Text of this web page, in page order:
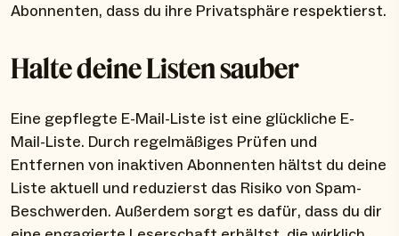
Abonnenten, dass du ihre Privatsphäre respektierst.
Halte deine Listen sauber
Eine gepflegte E-Mail-Liste ist eine glückliche E-
Mail-Liste. Durch regelmäßiges Prüfen und
Entfernen von inaktiven Abonnenten hältst du deine
Liste aktuell und reduzierst das Risiko von Spam-
Beschwerden. Außerdem sorgt es dafür, dass du dir